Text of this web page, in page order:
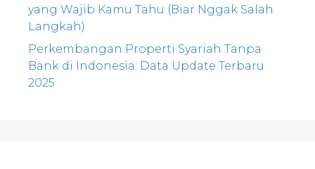
yang Wajib Kamu Tahu (Biar Nggak Salah
Langkah)
Perkembangan Properti Syariah Tanpa
Bank di Indonesia: Data Update Terbaru
2025